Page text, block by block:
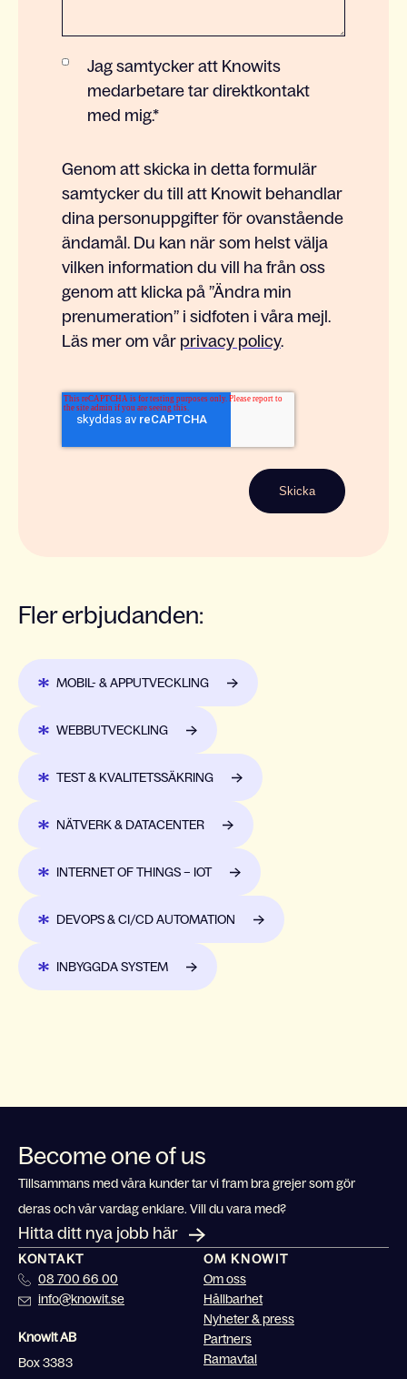
Jag samtycker att Knowits
medarbetare tar direktkontakt
med mig.*
Genom att skicka in detta formulär
samtycker du till att Knowit behandlar
dina personuppgifter för ovanstående
ändamål. Du kan när som helst välja
vilken information du vill ha från oss
genom att klicka på ”Ändra min
prenumeration” i sidfoten i våra mejl.
Läs mer om vår privacy policy.
Fler erbjudanden:
MOBIL- & APPUTVECKLING
WEBBUTVECKLING
TEST & KVALITETSSÄKRING
NÄTVERK & DATACENTER
INTERNET OF THINGS – IOT
DEVOPS & CI/CD AUTOMATION
INBYGGDA SYSTEM
Become one of us
Tillsammans med våra kunder tar vi fram bra grejer som gör
deras och vår vardag enklare. Vill du vara med?
Hitta ditt nya jobb här
KONTAKT
08 700 66 00
info@knowit.se
Knowit AB
Box 3383
OM KNOWIT
Om oss
Hållbarhet
Nyheter & press
Partners
Ramavtal